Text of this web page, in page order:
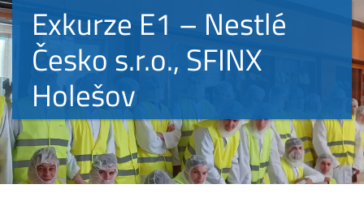
Exkurze E1 – Nestlé
Česko s.r.o., SFINX
Holešov